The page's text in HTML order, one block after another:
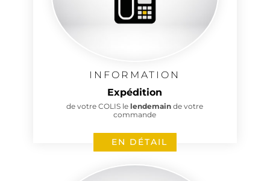
INFORMATION
Expédition
de votre COLIS lelendemainde votre
commande
EN DÉTAIL